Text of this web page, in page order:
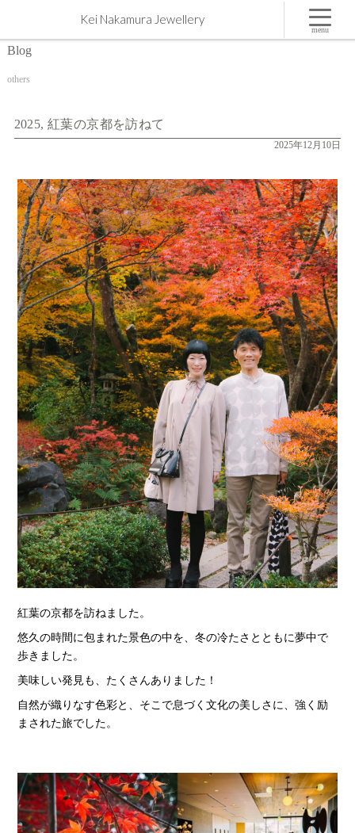
2025, 紅葉の京都を訪ねて | 屋久島,ジュエリー,オーダーメイドのマリッジリング（結婚・婚約指
輪）制作 | Kei Nakamura Jewellery BlogKei Nakamura Jewellery
Blog
others
2025, 紅葉の京都を訪ねて
2025年12月10日
紅葉の京都を訪ねました。
悠久の時間に包まれた景色の中を、冬の冷たさとともに夢中で
歩きました。
美味しい発見も、たくさんありました！
自然が織りなす色彩と、そこで息づく文化の美しさに、強く励
まされた旅でした。
menu